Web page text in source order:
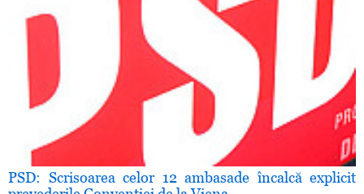
PSD: Scrisoarea celor 12 ambasade încalcă explicit